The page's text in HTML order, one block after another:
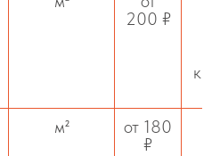
200 ₽
м²
от 180
₽